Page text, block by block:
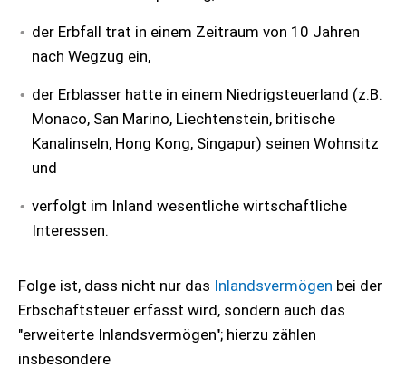
der Erbfall trat in einem Zeitraum von 10 Jahren
nach Wegzug ein,
der Erblasser hatte in einem Niedrigsteuerland (z.B.
Monaco, San Marino, Liechtenstein, britische
Kanalinseln, Hong Kong, Singapur) seinen Wohnsitz
und
verfolgt im Inland wesentliche wirtschaftliche
Interessen.
Folge ist, dass nicht nur das Inlandsvermögen bei der
Erbschaftsteuer erfasst wird, sondern auch das
"erweiterte Inlandsvermögen"; hierzu zählen
insbesondere